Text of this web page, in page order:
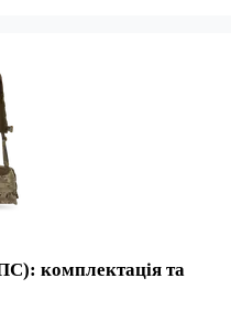
комплектація та